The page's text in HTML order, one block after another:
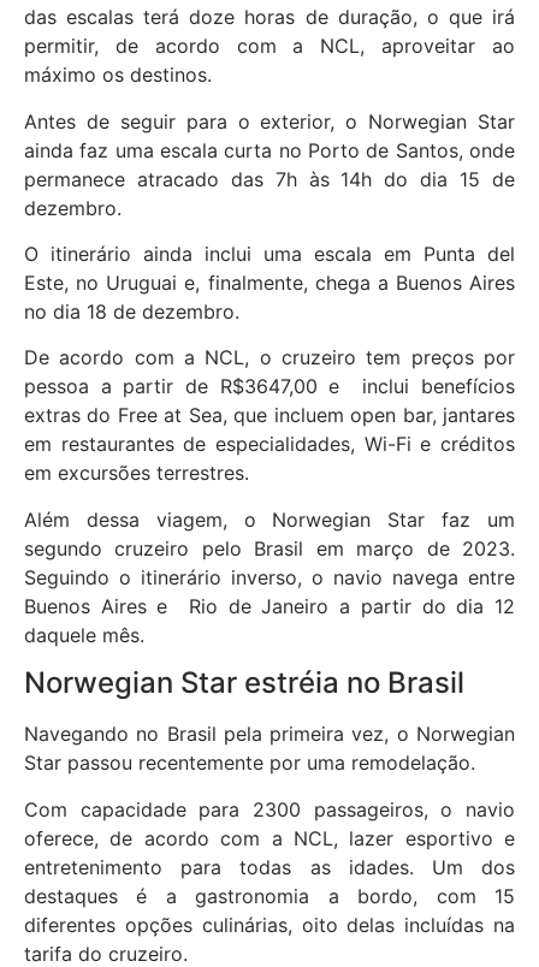
das escalas terá doze horas de duração, o que irá
permitir, de acordo com a NCL, aproveitar ao
máximo os destinos.
Antes de seguir para o exterior, o Norwegian Star
ainda faz uma escala curta no Porto de Santos, onde
permanece atracado das 7h às 14h do dia 15 de
dezembro.
O itinerário ainda inclui uma escala em Punta del
Este, no Uruguai e, finalmente, chega a Buenos Aires
no dia 18 de dezembro.
De acordo com a NCL, o cruzeiro tem preços por
pessoa a partir de R$3647,00 e inclui benefícios
extras do Free at Sea, que incluem open bar, jantares
em restaurantes de especialidades, Wi-Fi e créditos
em excursões terrestres.
Além dessa viagem, o Norwegian Star faz um
segundo cruzeiro pelo Brasil em março de 2023.
Seguindo o itinerário inverso, o navio navega entre
Buenos Aires e Rio de Janeiro a partir do dia 12
daquele mês.
Norwegian Star estréia no Brasil
Navegando no Brasil pela primeira vez, o Norwegian
Star passou recentemente por uma remodelação.
Com capacidade para 2300 passageiros, o navio
oferece, de acordo com a NCL, lazer esportivo e
entretenimento para todas as idades. Um dos
destaques é a gastronomia a bordo, com 15
diferentes opções culinárias, oito delas incluídas na
tarifa do cruzeiro.